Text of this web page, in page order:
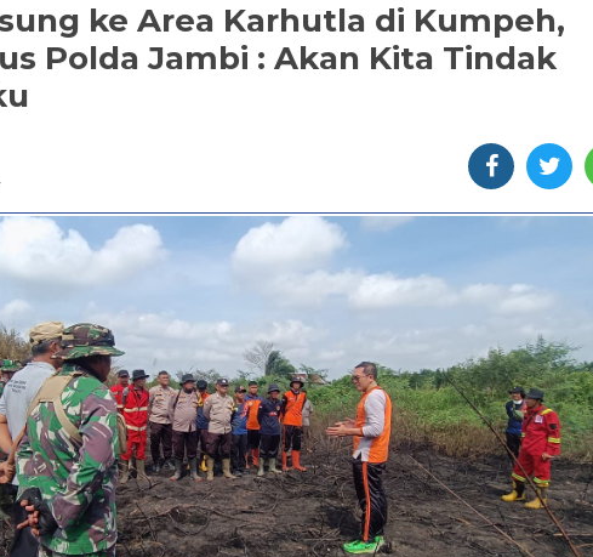
ke Area Karhutla di Kumpeh,
Polda Jambi : Akan Kita Tindak